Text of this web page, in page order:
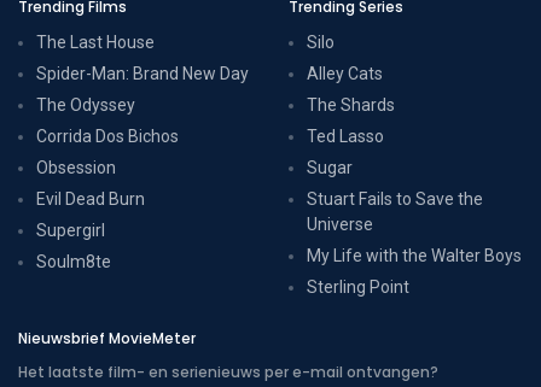
Trending Films
The Last House
Spider-Man: Brand New Day
The Odyssey
Corrida Dos Bichos
Obsession
Evil Dead Burn
Supergirl
Soulm8te
Trending Series
Silo
Alley Cats
The Shards
Ted Lasso
Sugar
Stuart Fails to Save the
Universe
My Life with the Walter Boys
Sterling Point
Nieuwsbrief MovieMeter
Het laatste film- en serienieuws per e-mail ontvangen?